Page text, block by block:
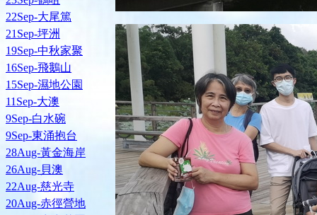
22Sep-大尾篤
21Sep-坪洲
19Sep-中秋家聚
16Sep-飛鵝山
15Sep-濕地公園
11Sep-大澳
9Sep-白水碗
9Sep-東涌抱台
28Aug-黃金海岸
26Aug-貝澳
22Aug-慈光寺
20Aug-赤徑營地